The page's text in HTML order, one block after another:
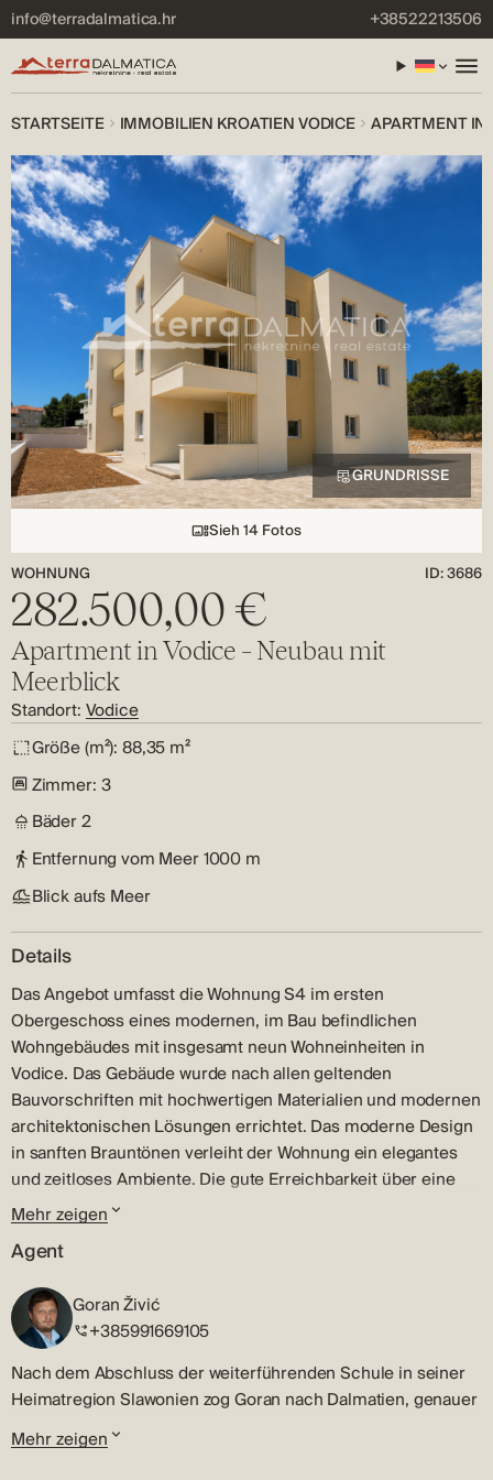
info@terradalmatica.hr +38522213506
STARTSEITE IMMOBILIEN KROATIEN VODICE APARTMENT IN
GRUNDRISSE
Sieh 14 Fotos
WOHNUNG
ID: 3686
282.500,00 €
Apartment in Vodice – Neubau mit
Meerblick
Standort: Vodice
Größe (m²): 88,35 m²
Zimmer: 3
Bäder2
Entfernung vom Meer1000 m
Blick aufs Meer
Details
Das Angebot umfasst die Wohnung S4 im ersten
Obergeschoss eines modernen, im Bau befindlichen
Wohngebäudes mit insgesamt neun Wohneinheiten in
Vodice. Das Gebäude wurde nach allen geltenden
Bauvorschriften mit hochwertigen Materialien und modernen
architektonischen Lösungen errichtet. Das moderne Design
in sanften Brauntönen verleiht der Wohnung ein elegantes
und zeitloses Ambiente. Die gute Erreichbarkeit über eine
gepflegte Straße und die vollständige
Gemeinschaftsinfrastruktur tragen zusätzlich zur hohen
Wohnqualität bei. Die Wohnung S4 mit einer Gesamtfläche
von 88,35 m² wurde mit Fokus auf Funktionalität,
hochwertige Ausführung und ein angenehmes Wohngefühl
gestaltet.
Zeitplan
Die Wohnung besteht aus einem Eingangsbereich mit Flur,
einer Küche mit Ess- und Wohnbereich, die zu einer
Mehr zeigen
Agent
Goran Živić
+385991669105
Nach dem Abschluss der weiterführenden Schule in seiner
Heimatregion Slawonien zog Goran nach Dalmatien, genauer
gesagt nach Vodice, wo er seinen Weg in der Branche des
Immobilienverkaufs und der Vermittlung begann – ein Weg,
Mehr zeigen